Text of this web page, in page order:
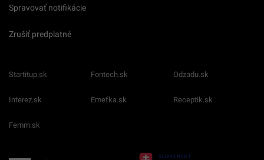
Spravovať notifikácie
Zrušiť predplatné
Startitup.sk Fontech.sk Odzadu.sk
Interez.sk Emefka.sk Receptik.sk
Femm.sk